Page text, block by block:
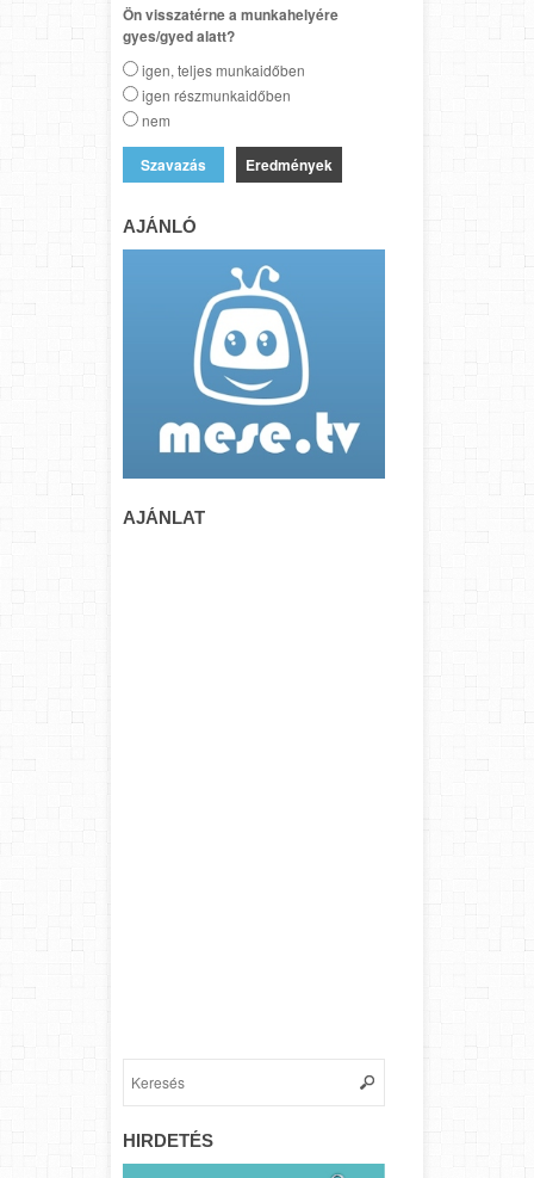
Ön visszatérne a munkahelyére
gyes/gyed alatt?
igen, teljes munkaidőben
igen részmunkaidőben
nem
Eredmények
AJÁNLÓ
AJÁNLAT
HIRDETÉS